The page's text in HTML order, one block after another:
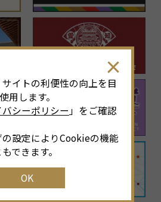
イトの利便性の向上を目
用します。
バシーポリシー 」をご確認
設定によりCookieの機能
できます。
OK